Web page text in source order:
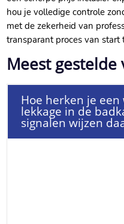
hou je volledige controle
met de zekerheid van
transparant proces van start
Meest gestelde
Hoe herken je
lekkage in de
signalen wijzen